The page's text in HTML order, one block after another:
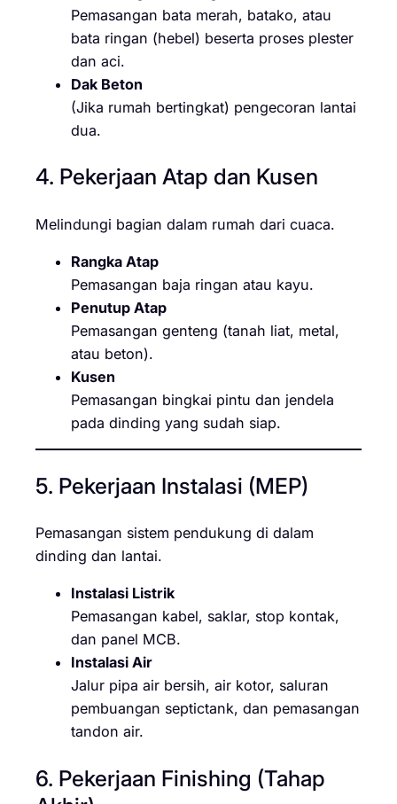
Pemasangan bata merah, batako, atau
bata ringan (hebel) beserta proses plester
dan aci.
Dak Beton
(Jika rumah bertingkat) pengecoran lantai
dua.
4. Pekerjaan Atap dan Kusen
Melindungi bagian dalam rumah dari cuaca.
Rangka Atap
Pemasangan baja ringan atau kayu.
Penutup Atap
Pemasangan genteng (tanah liat, metal,
atau beton).
Kusen
Pemasangan bingkai pintu dan jendela
pada dinding yang sudah siap.
5. Pekerjaan Instalasi (MEP)
Pemasangan sistem pendukung di dalam
dinding dan lantai.
Instalasi Listrik
Pemasangan kabel, saklar, stop kontak,
dan panel MCB.
Instalasi Air
Jalur pipa air bersih, air kotor, saluran
pembuangan septictank, dan pemasangan
tandon air.
6. Pekerjaan Finishing (Tahap